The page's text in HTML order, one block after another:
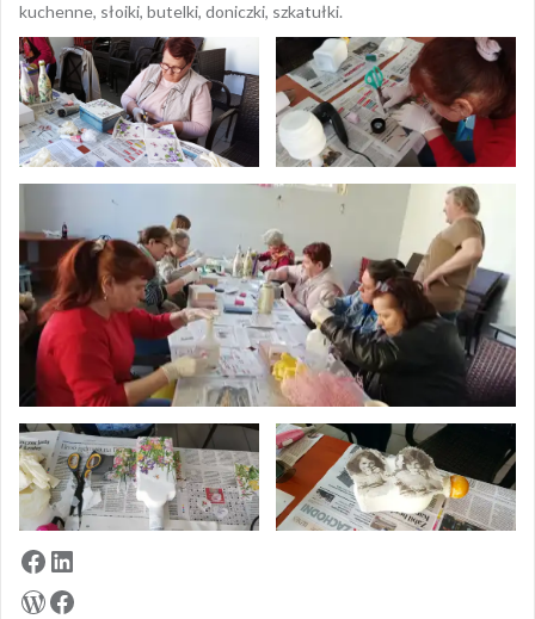
kuchenne, słoiki, butelki, doniczki, szkatułki.
Facebook
LinkedIn
WordPress
Facebook